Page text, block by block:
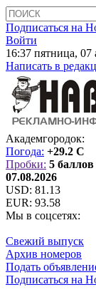
Подписаться на
Войти
16:37 пятница, 07
Написать в
Академгородок:
Погода: +29.2 C
Пробки: 5 баллов
07.08.2026
USD: 81.13
EUR: 93.58
Мы в соцсетях:
Свежий выпуск
Архив номеров
Подать
Подписаться на